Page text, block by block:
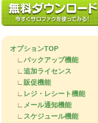
オプションTOP
∟ バックアップ機能
∟ 追加ライセンス
∟
販促機能
∟
レジ・レシート機能
∟
メール通知機能
∟
スケジュール機能